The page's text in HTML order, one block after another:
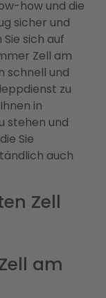
how und die
sicher und
sich auf
Zell am
schnell und
zu
in
stehen und
Sie
auch
Zell
am